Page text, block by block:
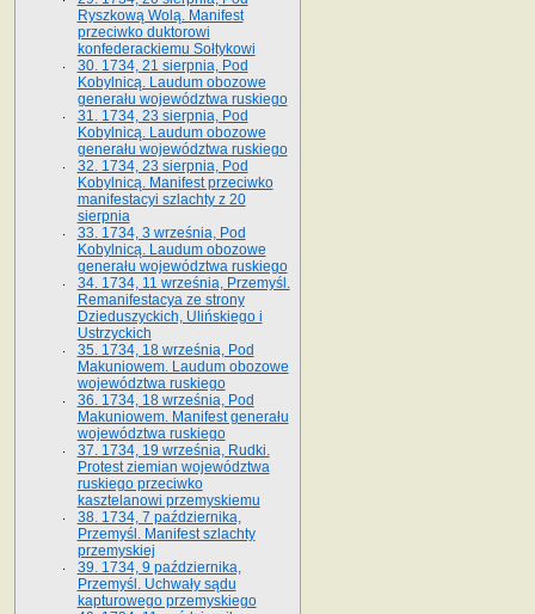
Ryszkową Wolą. Manifest
przeciwko duktorowi
konfederackiemu Sołtykowi
30. 1734, 21 sierpnia, Pod
Kobylnicą. Laudum obozowe
generału województwa ruskiego
31. 1734, 23 sierpnia, Pod
Kobylnicą. Laudum obozowe
generału województwa ruskiego
32. 1734, 23 sierpnia, Pod
Kobylnicą. Manifest przeciwko
manifestacyi szlachty z 20
sierpnia
33. 1734, 3 września, Pod
Kobylnicą. Laudum obozowe
generału województwa ruskiego
34. 1734, 11 września, Przemyśl.
Remanifestacya ze strony
Dzieduszyckich, Ulińskiego i
Ustrzyckich
35. 1734, 18 września, Pod
Makuniowem. Laudum obozowe
województwa ruskiego
36. 1734, 18 września, Pod
Makuniowem. Manifest generału
województwa ruskiego
37. 1734, 19 września, Rudki.
Protest ziemian województwa
ruskiego przeciwko
kasztelanowi przemyskiemu
38. 1734, 7 października,
Przemyśl. Manifest szlachty
przemyskiej
39. 1734, 9 października,
Przemyśl. Uchwały sądu
kapturowego przemyskiego